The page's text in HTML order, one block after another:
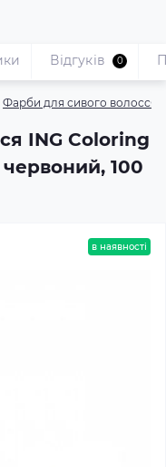
Фарби для сивого волосся
ING Coloring
100
Відгуків 0
в наявності